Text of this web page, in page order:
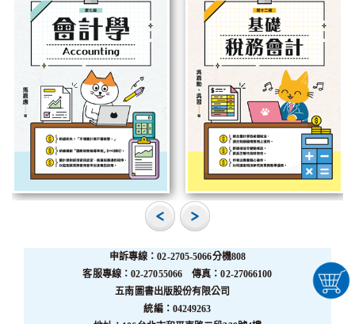
申訴專線：02-2705-5066分機808
客服專線：02-27055066 傳真：02-27066100
五南圖書出版股份有限公司
統編：04249263